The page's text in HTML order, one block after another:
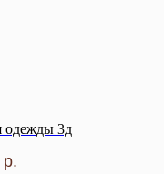
одежды 3д
р.